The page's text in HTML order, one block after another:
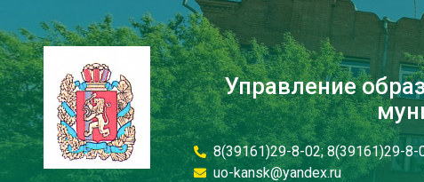
Управление
8(39161)29-8-02; 8(39161)29-8-
uo-kansk@yandex.ru